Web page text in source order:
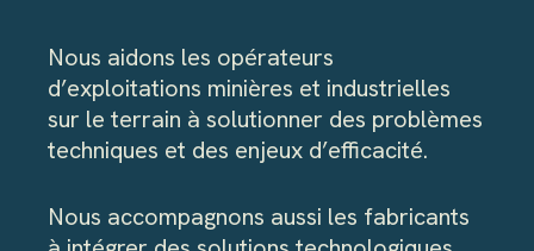
Nous aidons les opérateurs
d’exploitations minières et industrielles
sur le terrain à solutionner des problèmes
techniques et des enjeux d’efficacité.
Nous accompagnons aussi les fabricants